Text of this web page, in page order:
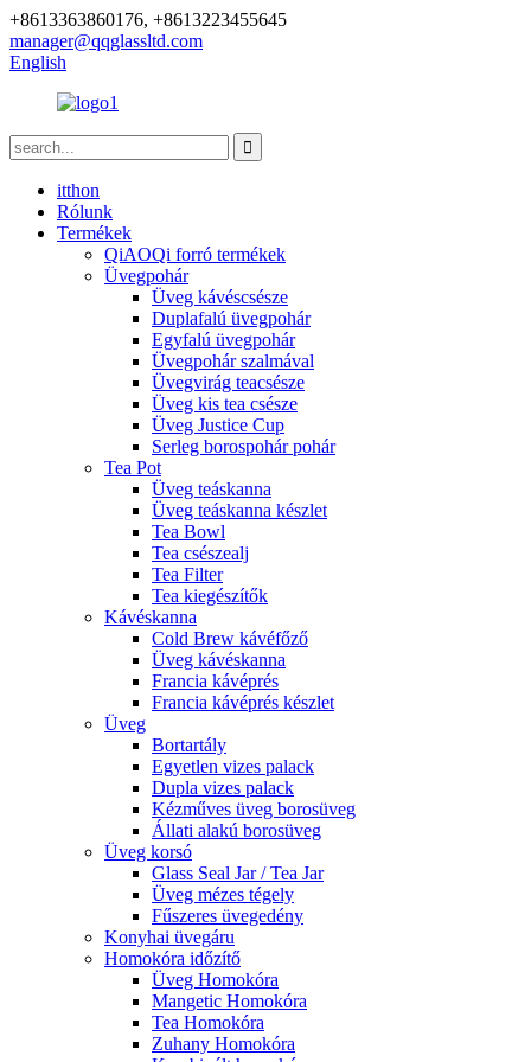
+8613363860176, +8613223455645
manager@qqglassltd.com
English
itthon
Rólunk
Termékek
QiAOQi forró termékek
Üvegpohár
Üveg kávéscsésze
Duplafalú üvegpohár
Egyfalú üvegpohár
Üvegpohár szalmával
Üvegvirág teacsésze
Üveg kis tea csésze
Üveg Justice Cup
Serleg borospohár pohár
Tea Pot
Üveg teáskanna
Üveg teáskanna készlet
Tea Bowl
Tea csészealj
Tea Filter
Tea kiegészítők
Kávéskanna
Cold Brew kávéfőző
Üveg kávéskanna
Francia kávéprés
Francia kávéprés készlet
Üveg
Bortartály
Egyetlen vizes palack
Dupla vizes palack
Kézműves üveg borosüveg
Állati alakú borosüveg
Üveg korsó
Glass Seal Jar / Tea Jar
Üveg mézes tégely
Fűszeres üvegedény
Konyhai üvegáru
Homokóra időzítő
Üveg Homokóra
Mangetic Homokóra
Tea Homokóra
Zuhany Homokóra